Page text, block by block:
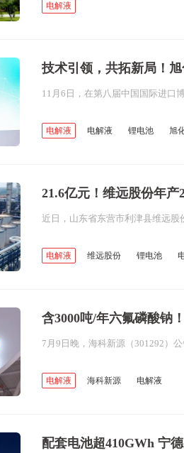
电解液
技术引领，共拓新局！
电解液 电解液 锂电池
旭
21.6亿元！维远股份年
电解液 维远股份 锂电池
含3000吨/年六氟磷酸钠
电解液 海科新源
电解液
配套电池超410GWh 宁